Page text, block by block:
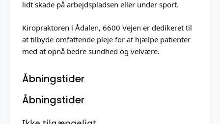
lidt skade på arbejdspladsen eller under sport.
Kiropraktoren i Ådalen, 6600 Vejen er dedikeret til
at tilbyde omfattende pleje for at hjælpe patienter
med at opnå bedre sundhed og velvære.
Åbningstider
Åbningstider